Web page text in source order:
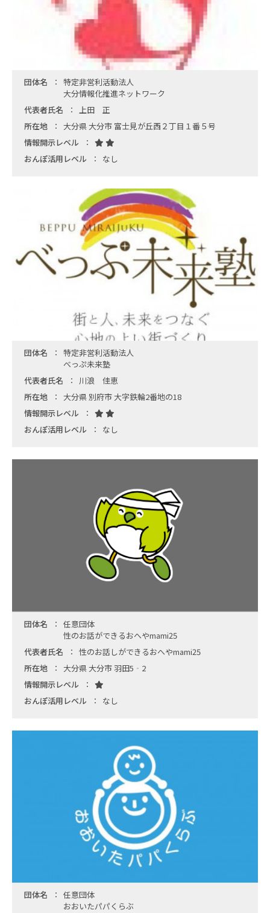
団体名
特定非営利活動法人
大分情報化推進ネットワーク
代表者氏名
上田 正
所在地
大分県 大分市 富士見が丘西２丁目１番５号
情報開示レベル
おんぽ活用レベル
なし
団体名
特定非営利活動法人
べっぷ未来塾
代表者氏名
川浪 佳恵
所在地
大分県 別府市 大字鉄輪2番地の18
情報開示レベル
おんぽ活用レベル
なし
団体名
任意団体
性のお話ができるおへやmami25
代表者氏名
性のお話しができるおへやmami25
所在地
大分県 大分市 羽田5‐2
情報開示レベル
おんぽ活用レベル
なし
団体名
任意団体
おおいたパパくらぶ